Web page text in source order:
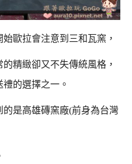
歐拉會注意到三和瓦窯，
精緻卻又不失傳統風格，
的選擇之一。
是高雄磚窯廠(前身為台灣